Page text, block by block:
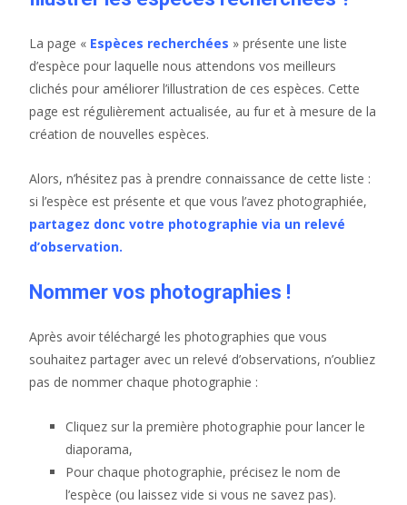
La page « Espèces recherchées » présente une liste
d’espèce pour laquelle nous attendons vos meilleurs
clichés pour améliorer l’illustration de ces espèces. Cette
page est régulièrement actualisée, au fur et à mesure de la
création de nouvelles espèces.
Alors, n’hésitez pas à prendre connaissance de cette liste :
si l’espèce est présente et que vous l’avez photographiée,
partagez donc votre photographie via un relevé
d’observation.
Nommer vos photographies !
Après avoir téléchargé les photographies que vous
souhaitez partager avec un relevé d’observations, n’oubliez
pas de nommer chaque photographie :
Cliquez sur la première photographie pour lancer le
diaporama,
Pour chaque photographie, précisez le nom de
l’espèce (ou laissez vide si vous ne savez pas).